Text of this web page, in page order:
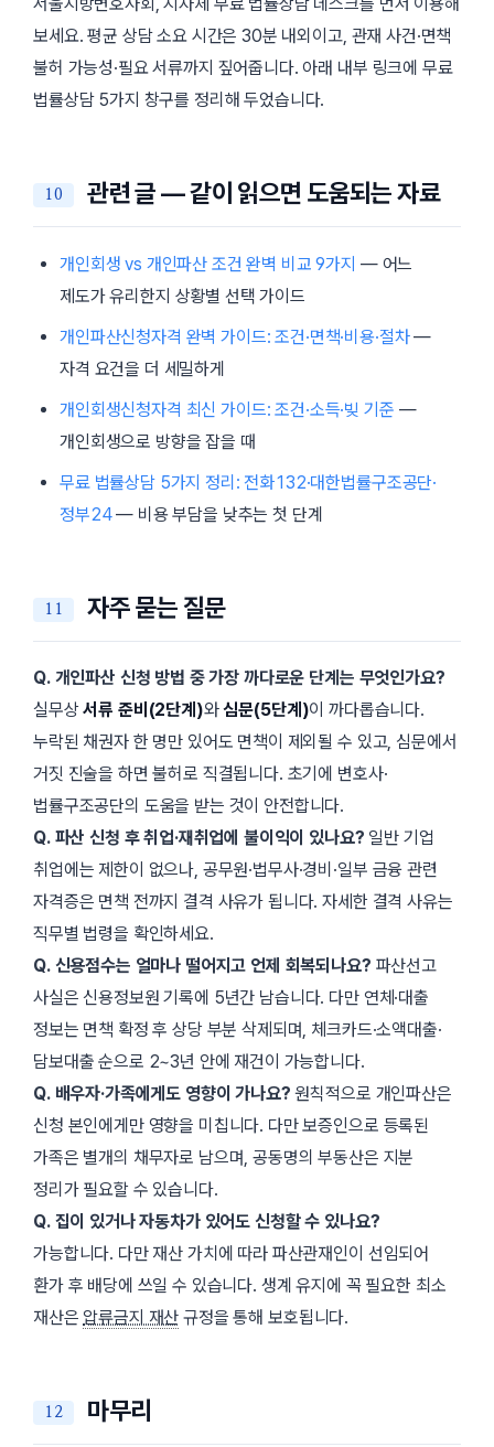
보세요. 평균 상담 소요 시간은30분 내외이고, 관재 사건·면책
불허 가능성·필요 서류까지 짚어줍니다. 아래 내부 링크에 무료
법률상담 5가지 창구를 정리해 두었습니다.
관련 글 — 같이 읽으면 도움되는 자료
개인회생 vs 개인파산 조건 완벽 비교 9가지 — 어느
제도가 유리한지 상황별 선택 가이드
개인파산신청자격 완벽 가이드: 조건·면책·비용·절차—
자격 요건을 더 세밀하게
개인회생신청자격 최신 가이드: 조건·소득·빚 기준 —
개인회생으로 방향을 잡을 때
무료 법률상담 5가지 정리: 전화132·대한법률구조공단·
정부24— 비용 부담을 낮추는 첫 단계
자주 묻는 질문
Q. 개인파산 신청 방법 중 가장 까다로운 단계는 무엇인가요?
실무상서류 준비(2단계)와심문(5단계)이 까다롭습니다.
누락된 채권자 한 명만 있어도 면책이 제외될 수 있고, 심문에서
거짓 진술을 하면 불허로 직결됩니다. 초기에 변호사·
법률구조공단의 도움을 받는 것이 안전합니다.
Q. 파산 신청 후 취업·재취업에 불이익이 있나요? 일반 기업
취업에는 제한이 없으나, 공무원·법무사·경비·일부 금융 관련
자격증은 면책 전까지 결격 사유가 됩니다. 자세한 결격 사유는
직무별 법령을 확인하세요.
Q. 신용점수는 얼마나 떨어지고 언제 회복되나요? 파산선고
사실은 신용정보원 기록에 5년간 남습니다. 다만 연체·대출
정보는 면책 확정 후 상당 부분 삭제되며, 체크카드·소액대출·
담보대출 순으로 2~3년 안에 재건이 가능합니다.
Q. 배우자·가족에게도 영향이 가나요? 원칙적으로 개인파산은
신청 본인에게만 영향을 미칩니다. 다만 보증인으로 등록된
가족은 별개의 채무자로 남으며, 공동명의 부동산은 지분
정리가 필요할 수 있습니다.
Q. 집이 있거나 자동차가 있어도 신청할 수 있나요?
가능합니다. 다만 재산 가치에 따라 파산관재인이 선임되어
환가 후 배당에 쓰일 수 있습니다. 생계 유지에 꼭 필요한 최소
재산은 압류금지 재산 규정을 통해 보호됩니다.
마무리